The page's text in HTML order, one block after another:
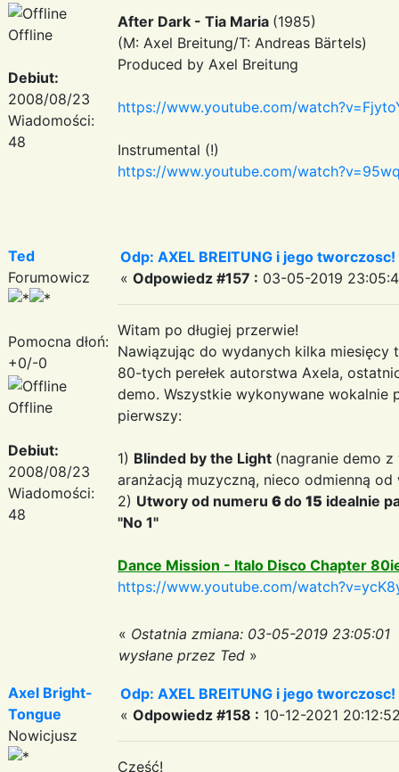
Offline
Debiut:
2008/08/23
Wiadomości:
48
After Dark - Tia Maria (1985)
(M: Axel Breitung/T: Andreas Bärtels)
Produced by Axel Breitung
https://www.youtube.com/
Instrumental (!)
https://www.youtube.com/
Ted
Forumowicz
Pomocna dłoń:
+0/-0
Offline
Debiut:
2008/08/23
Wiadomości:
48
Odp: AXEL BREITUNG i jego
« Odpowiedz #157 : 03-05-2019
Witam po długiej przerwie!
Nawiązując do wydanych kilka
80-tych perełek autorstwa Axela,
demo. Wszystkie wykonywane wokalnie
pierwszy:
1) Blinded by the Light (nagranie demo
aranżacją muzyczną, nieco odmienną
2) Utwory od numeru 6do 15 idealnie
"No 1"
Dance Mission - Italo Disco Chapter
https://www.youtube.com/
« Ostatnia zmiana: 03-05-2019 23:05:01
wysłane przez Ted »
Axel Bright-
Tongue
Nowicjusz
Odp: AXEL BREITUNG i jego
« Odpowiedz #158 : 10-12-2021
Cześć!